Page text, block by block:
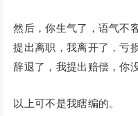
然后，你生气了，语气不
提出离职，我离开了，亏
辞退了，我提出赔偿，你
以上可不是我瞎编的。